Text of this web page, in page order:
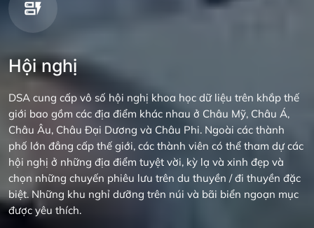
Hội nghị
DSA cung cấp vô số hội nghị khoa học dữ liệu trên khắp thế
giới bao gồm các địa điểm khác nhau ở Châu Mỹ, Châu Á,
Châu Âu, Châu Đại Dương và Châu Phi. Ngoài các thành
phố lớn đẳng cấp thế giới, các thành viên có thể tham dự các
hội nghị ở những địa điểm tuyệt vời, kỳ lạ và xinh đẹp và
chọn những chuyến phiêu lưu trên du thuyền / đi thuyền đặc
biệt. Những khu nghỉ dưỡng trên núi và bãi biển ngoạn mục
được yêu thích.